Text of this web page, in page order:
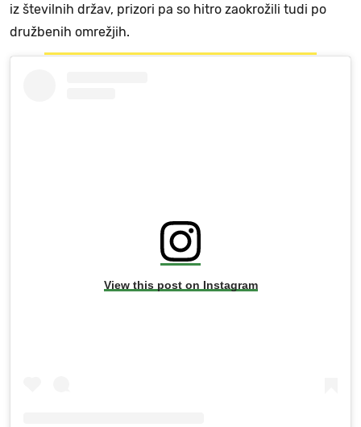
iz številnih držav, prizori pa so hitro zaokrožili tudi po
družbenih omrežjih.
View this post on Instagram